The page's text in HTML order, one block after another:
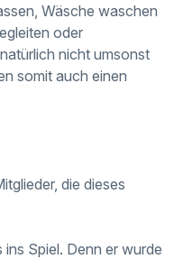
Wäsche waschen
oder
nicht umsonst
somit auch einen
die dieses
Spiel. Denn er wurde